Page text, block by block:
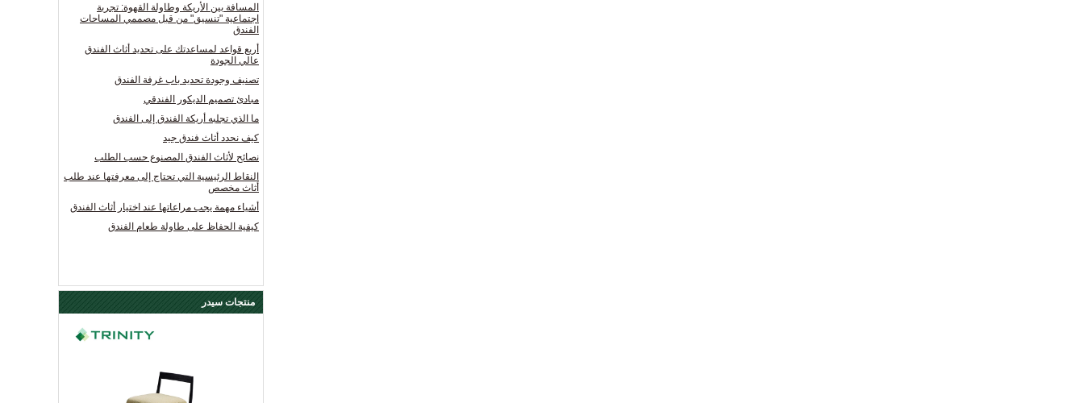
المسافة بين الأريكة وطاولة القهوة: تجربة
اجتماعية "تنسيق" من قبل مصممي المساحات
الفندق
أربع قواعد لمساعدتك على تحديد أثاث الفندق
عالي الجودة
تصنيف وجودة تحديد باب غرفة الفندق
مبادئ تصميم الديكور الفندقي
ما الذي تجلبه أريكة الفندق إلى الفندق
كيف نحدد أثاث فندق جيد
نصائح لأثاث الفندق المصنوع حسب الطلب
النقاط الرئيسية التي تحتاج إلى معرفتها عند طلب
أثاث مخصص
أشياء مهمة يجب مراعاتها عند اختيار أثاث الفندق
كيفية الحفاظ على طاولة طعام الفندق
منتجات سيدر